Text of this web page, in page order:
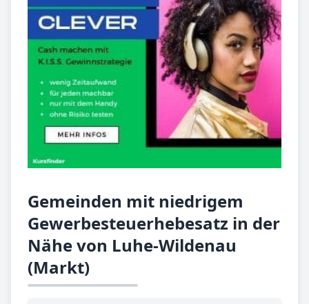
Gemeinden mit niedrigem
Gewerbesteuerhebesatz in der
Nähe von Luhe-Wildenau
(Markt)